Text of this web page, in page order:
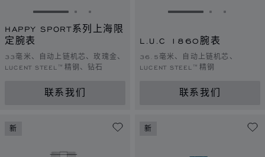
转到幻灯片 1转到幻灯片 2
转到幻灯片 3
HAPPY SPORT系列上海限
定腕表
33毫米、自动上链机芯、玫瑰金、
LUCENT STEEL™精钢、钻石
联系我们
转到幻灯片 1转到幻灯
转到幻
L.U.C 1860腕表
36.5毫米、自动上链机芯、
LUCENT STEEL™精钢
联系我们
新 新